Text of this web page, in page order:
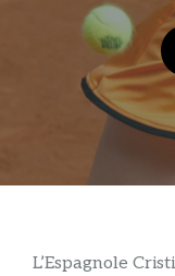
L’Espagnole